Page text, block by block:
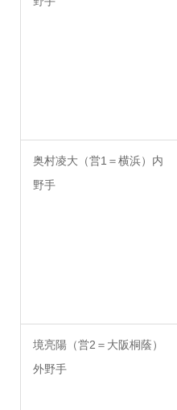
奥村凌大（営1＝横浜）内
野手
境亮陽（営2＝大阪桐蔭）
外野手